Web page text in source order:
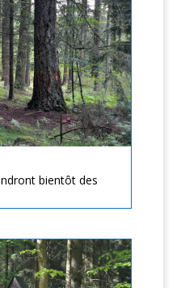
bientôt des